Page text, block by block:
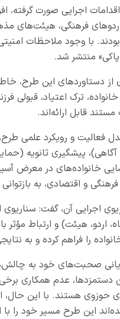
اجرایی صورت گرفته،
فرهنگی، هیئت‌های
با وجود ملاحظات
منتشر شد.
دستاوردهای این طرح،
ترک اعتیاد، قبولی
قابل ارائه‌اند.
مدل فعالیت و رویکرد علمی
پیشگیری ثانویه
خانواده‌های در معرض
و اقتصادی، به
اجرایی آن، گفت:
اردو، هیئت) و ارتباط
را فراهم کرده و به
صحبت‌های خود به
دستمزدها، عدم همکاری
هستند. با این حال،
این طرح مسیر خود را با